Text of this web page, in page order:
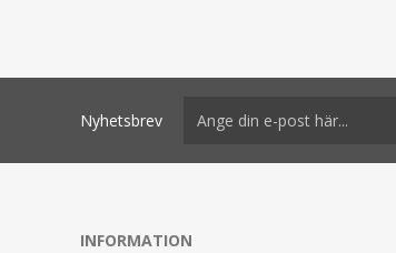
Nyhetsbrev
INFORMATION